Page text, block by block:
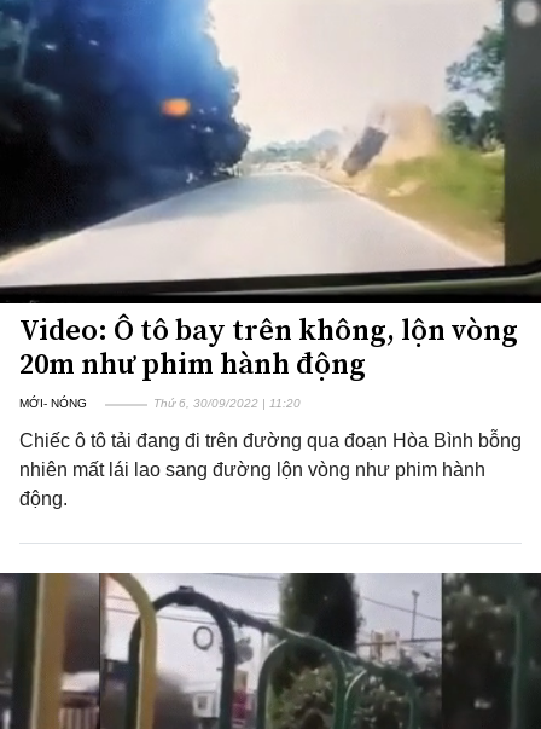
Video: Ô tô bay trên không, lộn vòng
20m như phim hành động
MỚI- NÓNG Thứ 6, 30/09/2022 | 11:20
Chiếc ô tô tải đang đi trên đường qua đoạn Hòa Bình bỗng
nhiên mất lái lao sang đường lộn vòng như phim hành
động.